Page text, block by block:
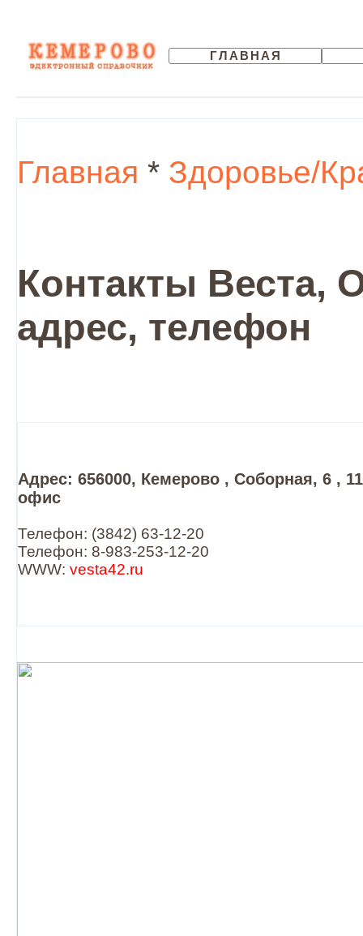
ГЛАВНАЯ
Главная * Здоровье/
Контакты Веста,
адрес, телефон
Адрес: 656000, Кемерово , Соборная, 6 ,
офис
Телефон: (3842) 63-12-20
Телефон: 8-983-253-12-20
WWW: vesta42.ru